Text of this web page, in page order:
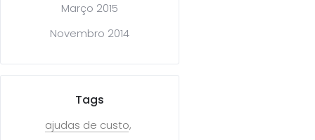
Março 2015
Novembro 2014
Tags
ajudas de custo